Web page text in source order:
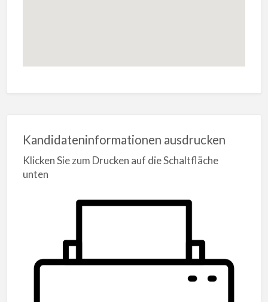
Kandidateninformationen ausdrucken
Klicken Sie zum Drucken auf die Schaltfläche
unten